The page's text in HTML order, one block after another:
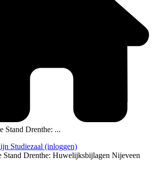
Stand Drenthe: ...
Studiezaal (inloggen)
Stand Drenthe: Huwelijksbijlagen Nijeveen